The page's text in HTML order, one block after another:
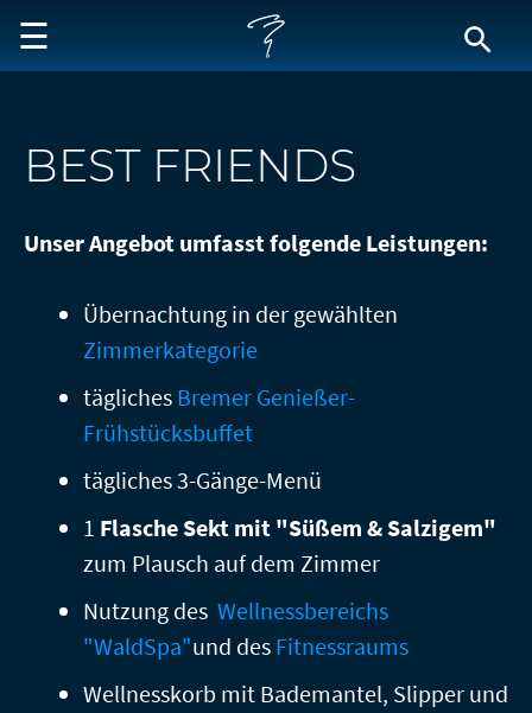
☰
BEST FRIENDS
Unser Angebot umfasst folgende Leistungen:
Übernachtung in der gewählten
Zimmerkategorie
tägliches Bremer Genießer-
Frühstücksbuffet
tägliches 3-Gänge-Menü
1 Flasche Sekt mit "Süßem & Salzigem"
zum Plausch auf dem Zimmer
Nutzung des Wellnessbereichs
"WaldSpa"und des Fitnessraums
Wellnesskorb mit Bademantel, Slipper und
20 2 0
Bremen